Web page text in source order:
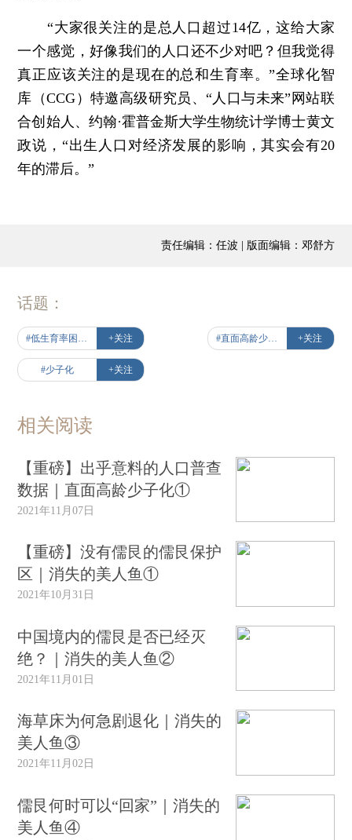
“大家很关注的是总人口超过14亿，这给大家
一个感觉，好像我们的人口还不少对吧？但我觉得
真正应该关注的是现在的总和生育率。”全球化智
库（CCG）特邀高级研究员、“人口与未来”网站联
合创始人、约翰·霍普金斯大学生物统计学博士黄文
政说，“出生人口对经济发展的影响，其实会有20
年的滞后。”
责任编辑：任波 | 版面编辑：邓舒方
话题：
+关注 #直面高龄少子化 +关注
#少子化 +关注
相关阅读
【重磅】出乎意料的人口普查
数据｜直面高龄少子化①
2021年11月07日
【重磅】没有儒艮的儒艮保护
区｜消失的美人鱼①
2021年10月31日
中国境内的儒艮是否已经灭
绝？｜消失的美人鱼②
2021年11月01日
海草床为何急剧退化｜消失的
美人鱼③
2021年11月02日
儒艮何时可以“回家”｜消失的
美人鱼④